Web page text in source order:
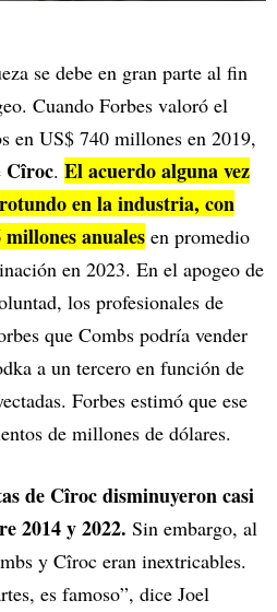
se debe en gran parte al fin
Cuando Forbes valoró el
en US$ 740 millones en 2019,
Cîroc. El acuerdo alguna vez
en la industria, con
anuales en promedio
en 2023. En el apogeo de
los profesionales de
que Combs podría vender
a un tercero en función de
Forbes estimó que ese
de millones de dólares.
de Cîroc disminuyeron casi
2014 y 2022. Sin embargo, al
y Cîroc eran inextricables.
es famoso”, dice Joel